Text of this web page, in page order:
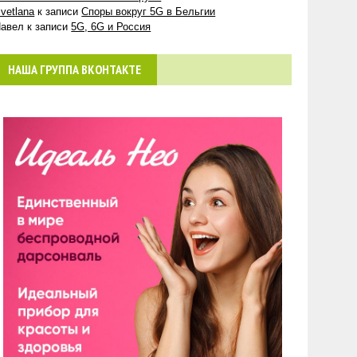
к записиСпоры вокруг 5G в Бельгии
к записи5G, 6G и Россия
НАША ГРУППА ВКОНТАКТЕ